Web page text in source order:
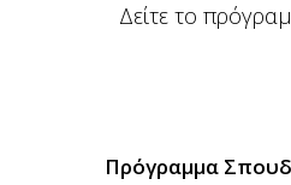
Δείτε το
Πρόγραμμα